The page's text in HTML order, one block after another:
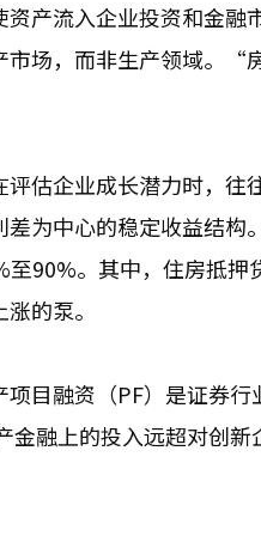
产流入企业投资和金
市场，而非生产领域
估企业成长潜力时，往
为中心的稳定收益结
90%。其中，住房抵押
的泵。
目融资（PF）是证券
融上的投入远超对创新